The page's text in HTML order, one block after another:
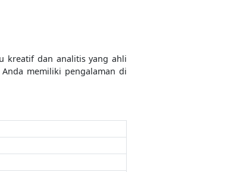
kreatif dan analitis yang ahli
memiliki pengalaman di